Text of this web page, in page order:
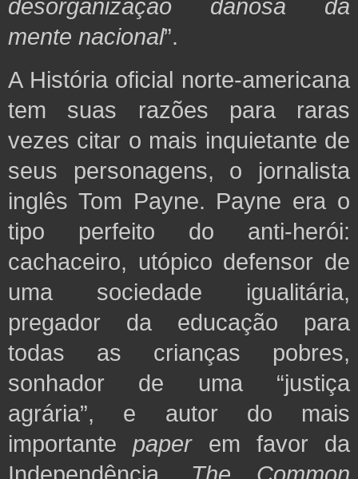
desorganização danosa da
mente nacional”.
A História oficial norte-americana
tem suas razões para raras
vezes citar o mais inquietante de
seus personagens, o jornalista
inglês Tom Payne. Payne era o
tipo perfeito do anti-herói:
cachaceiro, utópico defensor de
uma sociedade igualitária,
pregador da educação para
todas as crianças pobres,
sonhador de uma “justiça
agrária”, e autor do mais
importantepaperem favor da